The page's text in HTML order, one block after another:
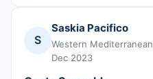
S
Saskia Pacifico
Western Mediterranean
Dec 2023